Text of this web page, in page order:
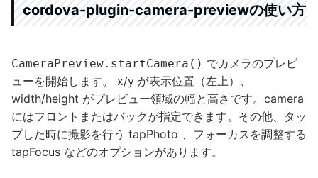
cordova-plugin-camera-previewの使い方
CameraPreview.startCamera() でカメラのプレビ
ューを開始します。 x/y が表示位置（左上）、
width/height がプレビュー領域の幅と高さです。camera
にはフロントまたはバックが指定できます。その他、タッ
プした時に撮影を行う tapPhoto 、フォーカスを調整する
tapFocus などのオプションがあります。